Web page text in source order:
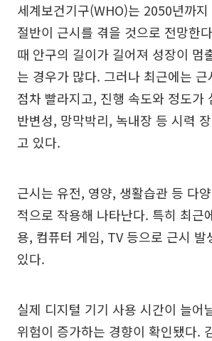
세계보건기구(WHO)는 2050년까지
절반이 근시를 겪을 것으로 전망한
때 안구의 길이가 길어져 성장이 멈
는 경우가 많다. 그러나 최근에는
점차 빨라지고, 진행 속도와 정도가
반변성, 망막박리, 녹내장 등 시력
고 있다.
근시는 유전, 영양, 생활습관 등 다
적으로 작용해 나타난다. 특히 최근
용, 컴퓨터 게임, TV 등으로 근시 발
있다.
실제 디지털 기기 사용 시간이 늘어
위험이 증가하는 경향이 확인됐다.